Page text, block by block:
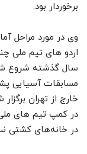
برخوردار بود.
وی در مورد مراحل
اردو های تیم ملی
مسابقات آسیایی
خارج از تهران
در کمپ تیم های
در خانه‌های کشتی